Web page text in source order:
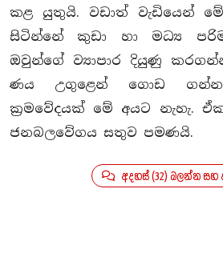
කළ යුතුයි. වඩාත් වැඩියෙන්
සිටින්නේ කුඩා හා මධ්‍ය
ඔවුන්ගේ ව්‍යාපාර දියුණු
ණය උගුළෙන් ගොඩ ගන්න
ක‍්‍රමවේදයක් මේ අයට නැහැ.
ජනබලවේගය සතුව පමණයි.
අදහස් (32) බලන්න